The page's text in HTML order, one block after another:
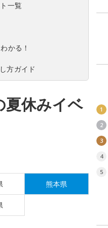
一覧
かる！
方ガイド
夏休みイベ
熊本県
1
2
3
4
5